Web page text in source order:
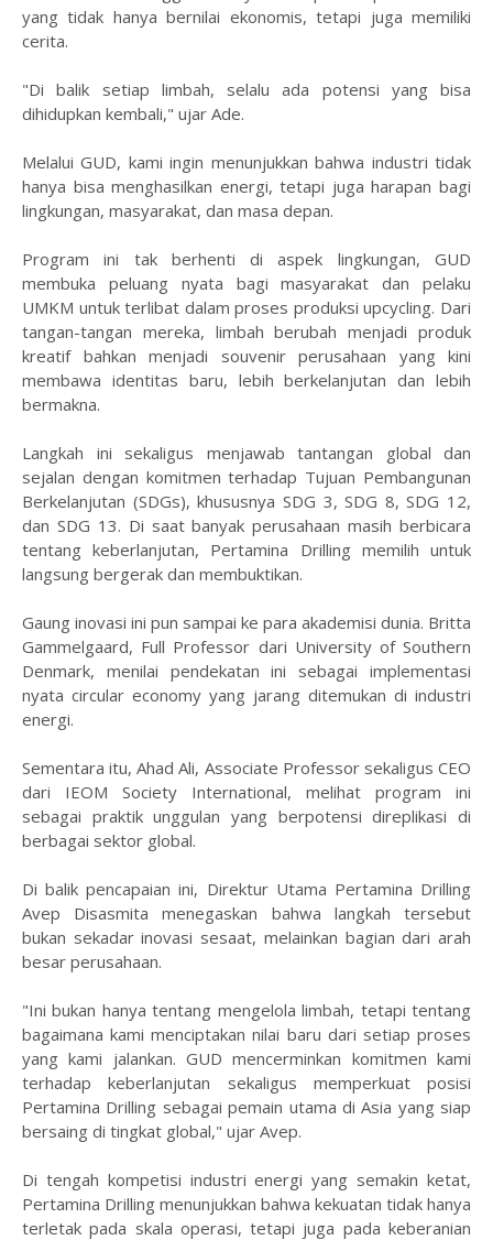
yang tidak hanya bernilai ekonomis, tetapi juga memiliki
cerita.
"Di balik setiap limbah, selalu ada potensi yang bisa
dihidupkan kembali," ujar Ade.
Melalui GUD, kami ingin menunjukkan bahwa industri tidak
hanya bisa menghasilkan energi, tetapi juga harapan bagi
lingkungan, masyarakat, dan masa depan.
Program ini tak berhenti di aspek lingkungan, GUD
membuka peluang nyata bagi masyarakat dan pelaku
UMKM untuk terlibat dalam proses produksi upcycling. Dari
tangan-tangan mereka, limbah berubah menjadi produk
kreatif bahkan menjadi souvenir perusahaan yang kini
membawa identitas baru, lebih berkelanjutan dan lebih
bermakna.
Langkah ini sekaligus menjawab tantangan global dan
sejalan dengan komitmen terhadap Tujuan Pembangunan
Berkelanjutan (SDGs), khususnya SDG 3, SDG 8, SDG 12,
dan SDG 13. Di saat banyak perusahaan masih berbicara
tentang keberlanjutan, Pertamina Drilling memilih untuk
langsung bergerak dan membuktikan.
Gaung inovasi ini pun sampai ke para akademisi dunia. Britta
Gammelgaard, Full Professor dari University of Southern
Denmark, menilai pendekatan ini sebagai implementasi
nyata circular economy yang jarang ditemukan di industri
energi.
Sementara itu, Ahad Ali, Associate Professor sekaligus CEO
dari IEOM Society International, melihat program ini
sebagai praktik unggulan yang berpotensi direplikasi di
berbagai sektor global.
Di balik pencapaian ini, Direktur Utama Pertamina Drilling
Avep Disasmita menegaskan bahwa langkah tersebut
bukan sekadar inovasi sesaat, melainkan bagian dari arah
besar perusahaan.
"Ini bukan hanya tentang mengelola limbah, tetapi tentang
bagaimana kami menciptakan nilai baru dari setiap proses
yang kami jalankan. GUD mencerminkan komitmen kami
terhadap keberlanjutan sekaligus memperkuat posisi
Pertamina Drilling sebagai pemain utama di Asia yang siap
bersaing di tingkat global," ujar Avep.
Di tengah kompetisi industri energi yang semakin ketat,
Pertamina Drilling menunjukkan bahwa kekuatan tidak hanya
terletak pada skala operasi, tetapi juga pada keberanian